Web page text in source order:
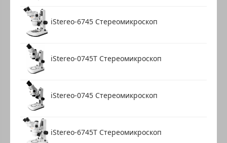
iStereo-6745 Стереомикроскоп
iStereo-0745T Стереомикроскоп
iStereo-0745 Стереомикроскоп
iStereo-6745T Стереомикроскоп